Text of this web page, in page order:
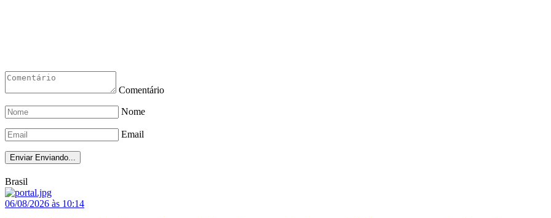
Comentário
Nome
Email
Enviar Enviando...
Brasil
06/08/2026 às 10:14